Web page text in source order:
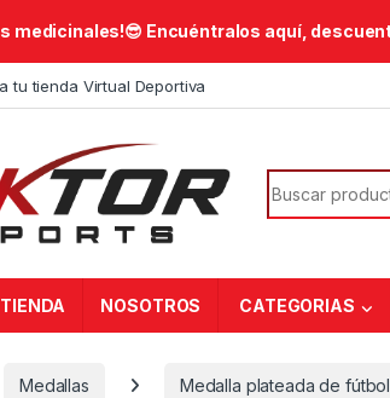
medicinales!😎​ Encuéntralos aquí,
tu tienda Virtual Deportiva
Search for:
TIENDA NOSOTROS CATEGORIAS
Medallas Medalla plateada de fútbol